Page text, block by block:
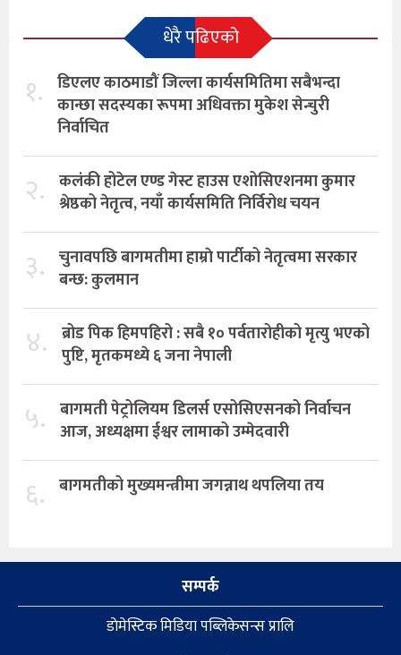
धेरै पढिएको
१. डिएलए काठमाडौं जिल्ला कार्यसमितिमा सबैभन्दा
कान्छा सदस्यका रूपमा अधिवक्ता मुकेश सेन्चुरी
निर्वाचित
२. कलंकी होटेल एण्ड गेस्ट हाउस एशोसिएशनमा कुमार
श्रेष्ठको नेतृत्व, नयाँ कार्यसमिति निर्विरोध चयन
३. चुनावपछि बागमतीमा हाम्राे पार्टीको नेतृत्वमा सरकार
बन्छ: कुलमान
४. ब्रोड पिक हिमपहिरो : सबै १० पर्वतारोहीको मृत्यु भएको
पुष्टि, मृतकमध्ये ६ जना नेपाली
५. बागमती पेट्रोलियम डिलर्स एसोसिएसनको निर्वाचन
आज, अध्यक्षमा ईश्वर लामाको उम्मेदवारी
६. बागमतीको मुख्यमन्त्रीमा जगन्नाथ थपलिया तय
सम्पर्क
डाेमेस्टिक मिडिया पब्लिकेसन्स प्रालि